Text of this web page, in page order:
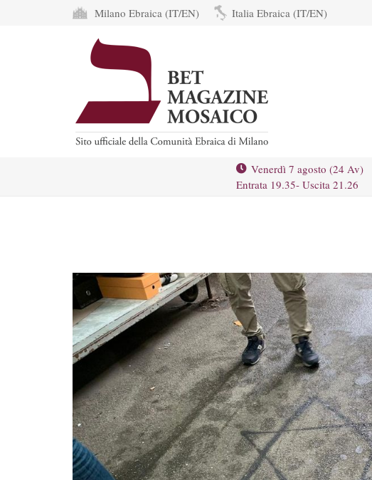
Milano Ebraica (IT/EN) Italia Ebraica (IT/EN)
Venerdì 7 agosto (24 Av)
Entrata 19.35- Uscita 21.26